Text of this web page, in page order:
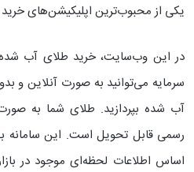
یکی از محبوب‌ترین اپلیکیشن‌های خرید
سرمایه می‌توانید به صورت آنلاین و
آب شده بپردازید. طلای شما به
رسمی قابل تحویل است. این سامانه
اساس اطلاعات لحظه‌ای موجود در